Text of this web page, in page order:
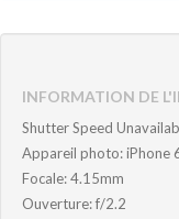
INFORMATION DE
Shutter Speed
Appareil photo: iPhone
Focale: 4.15mm
Ouverture: f/2.2